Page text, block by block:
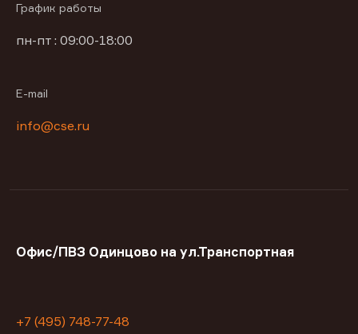
График работы
пн-пт : 09:00-18:00
E-mail
info@cse.ru
Офис/ПВЗ Одинцово на ул.Транспортная
+7 (495) 748-77-48